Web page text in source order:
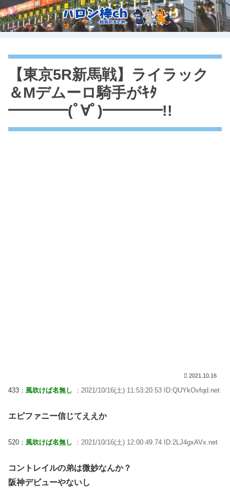
【東京5R新馬戦】ライラック
＆Mデムーロ騎手がｷﾀ
━━━━(ﾟ∀ﾟ)━━━━!!
2021.10.16
433： 風吹けば名無し ：2021/10/16(土) 11:53:20.53 ID:QUYkOvfqd.net
エピファニー信じてええか
520： 風吹けば名無し ：2021/10/16(土) 12:00:49.74 ID:2LJ4gxAVx.net
コントレイルの弟は微妙なんか？
阪神デビューやないし